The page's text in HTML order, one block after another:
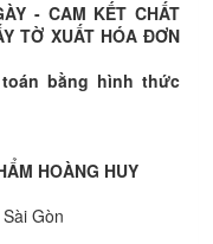
- CAM KẾT CHẤT
TỜ XUẤT HÓA ĐƠN
bằng hình thức
HOÀNG HUY
Gòn